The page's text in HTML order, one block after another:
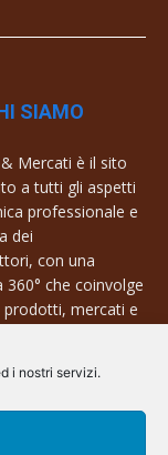
i nostri servizi.
SIAMO
Mercati è il sito
a tutti gli aspetti
professionale e
dei
con una
360° che coinvolge
mercati e